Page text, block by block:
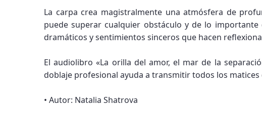
La carpa crea magistralmente una atmósfera de
puede superar cualquier obstáculo y de lo
dramáticos y sentimientos sinceros que hacen
El audiolibro «La orilla del amor, el mar de la
doblaje profesional ayuda a transmitir todos los
• Autor: Natalia Shatrova